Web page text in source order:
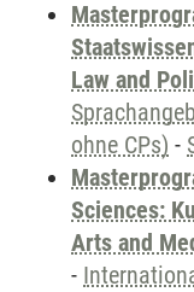
Law and
ohne CPs) -
Sciences:
Arts and
-